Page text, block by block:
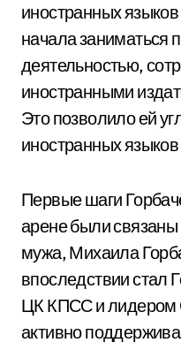
иностранных
начала заниматься
деятельностью,
иностранными
Это позволило ей
иностранных
Первые шаги
арене были
мужа, Михаила
впоследствии стал
ЦК КПСС и лидером
активно